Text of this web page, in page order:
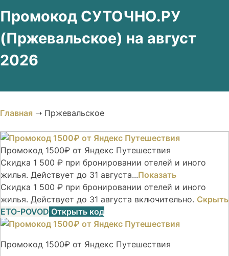
Промокод СУТОЧНО.РУ
(Пржевальское) на август
2026
Главная ➝ Пржевальское
Промокод 1500₽ от Яндекс Путешествия
Скидка 1 500 ₽ при бронировании отелей и иного
жилья. Действует до 31 августа...Показать
Скидка 1 500 ₽ при бронировании отелей и иного
жилья. Действует до 31 августа включительно. Скрыть
ETO-POVOD Открыть код
Промокод 1500₽ от Яндекс Путешествия